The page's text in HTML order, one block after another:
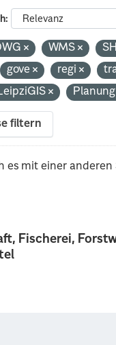
Fischerei,
WMS
gove regi
filtern
es mit einer anderen